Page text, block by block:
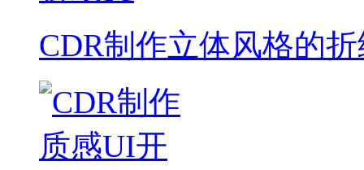
CDR制作立体风格的